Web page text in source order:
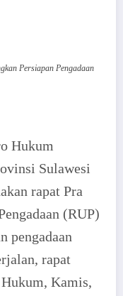
Persiapan Pengadaan
Hukum
Sulawesi
rapat Pra
(RUP)
pengadaan
rapat
Kamis,